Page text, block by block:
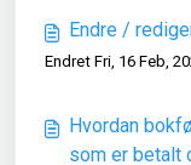
Endre /
Endret Fri, 16 Feb,
Hvordan
som er betalt